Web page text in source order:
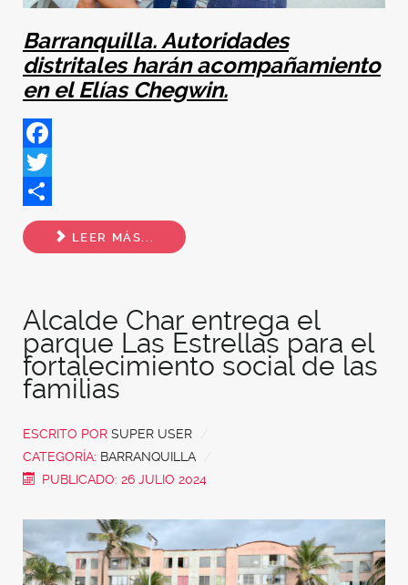
Barranquilla. Autoridades
distritales harán acompañamiento
en el Elías Chegwin.
Facebook
Twitter
Share
LEER MÁS...
Alcalde Char entrega el
parque Las Estrellas para el
fortalecimiento social de las
familias
ESCRITO POR SUPER USER
CATEGORÍA: BARRANQUILLA
PUBLICADO: 26 JULIO 2024